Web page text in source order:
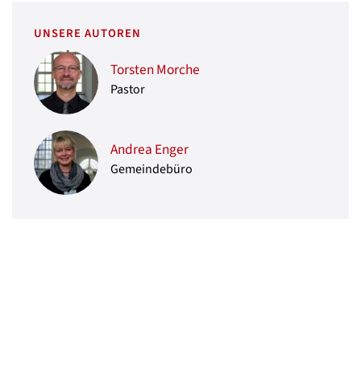
UNSERE AUTOREN
Torsten Morche
Pastor
Andrea Enger
Gemeindebüro